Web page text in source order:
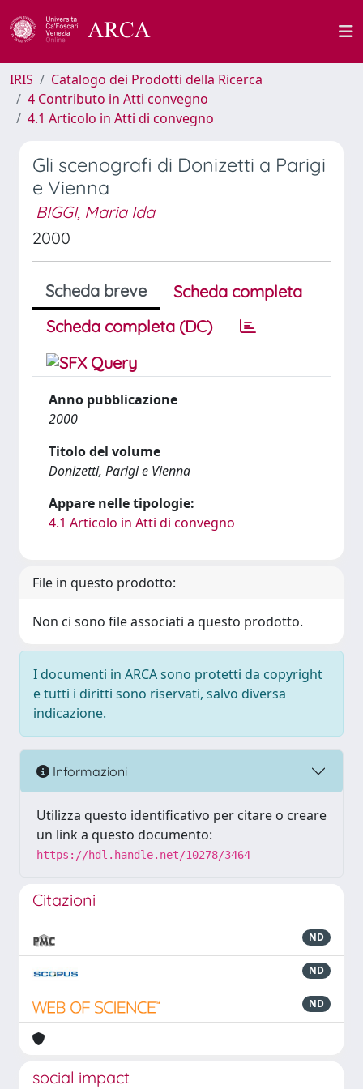
IRIS
Catalogo dei Prodotti della Ricerca
4 Contributo in Atti convegno
4.1 Articolo in Atti di convegno
Gli scenografi di Donizetti a Parigi
e Vienna
BIGGI, Maria Ida
2000
Scheda breve
Scheda completa
Scheda completa (DC)
Anno pubblicazione
2000
Titolo del volume
Donizetti, Parigi e Vienna
Appare nelle tipologie:
4.1 Articolo in Atti di convegno
File in questo prodotto:
Non ci sono file associati a questo prodotto.
I documenti in ARCA sono protetti da copyright
e tutti i diritti sono riservati, salvo diversa
indicazione.
Informazioni
Utilizza questo identificativo per citare o creare
un link a questo documento:
https://hdl.handle.net/10278/3464
Citazioni
ND
ND
ND
social impact